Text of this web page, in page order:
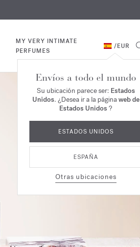
agosto
MY VERY INTIMATE
PERFUMES
/EUR
Envíos a todo el mundo
Su ubicación parece ser: Estados
Unidos. ¿Desea ir a la páginaweb de
Estados Unidos ?
ESTADOS UNIDOS
ESPAÑA
Otras ubicaciones